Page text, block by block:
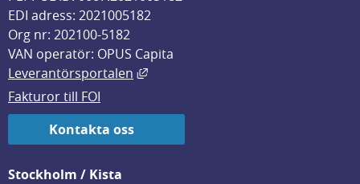
EDI adress: 2021005182
Org nr: 202100-5182
VAN operatör: OPUS Capita
Leverantörsportalen
Länk till annan webbplats, öppnas
Fakturor till FOI
Kontakta oss
Stockholm / Kista